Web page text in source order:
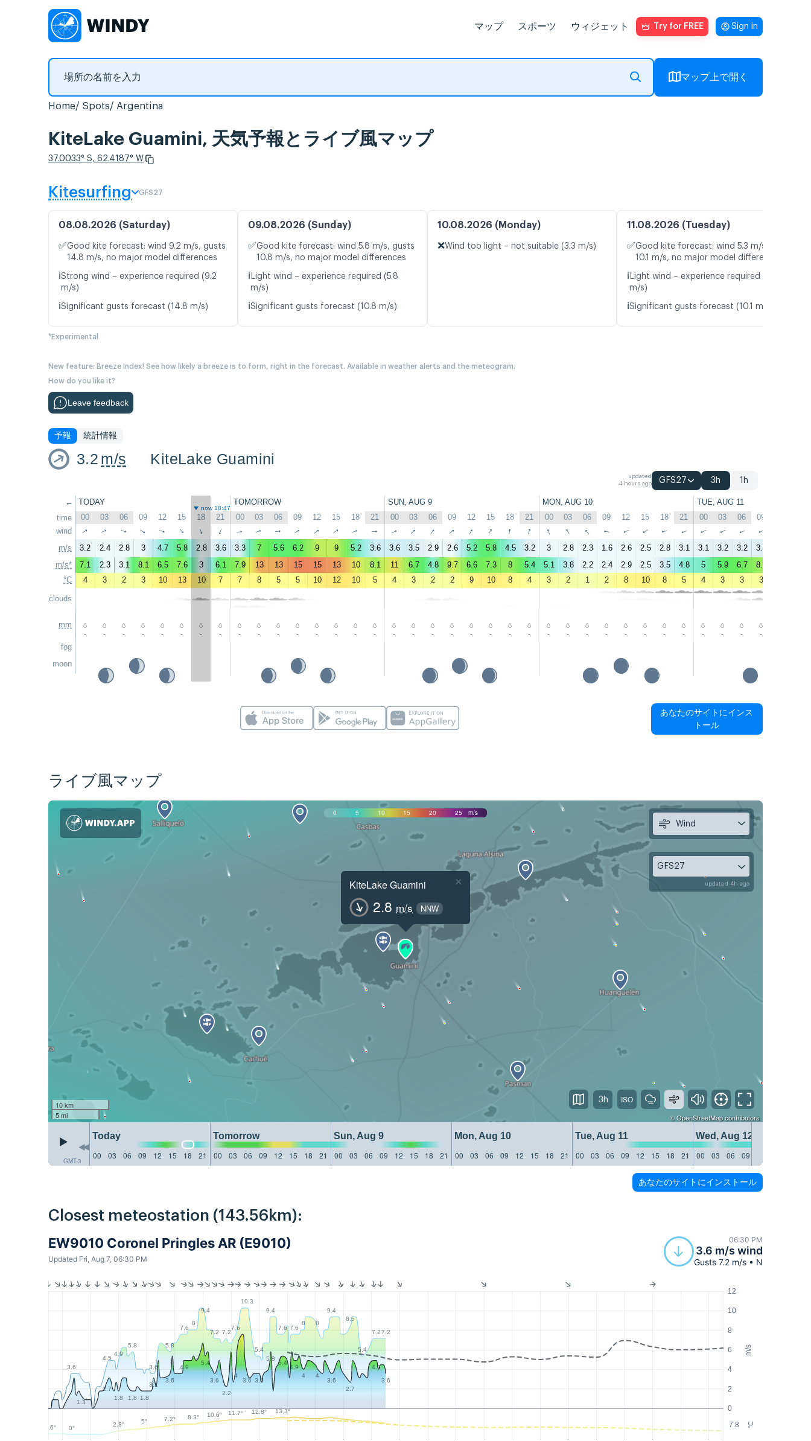
マップ スポーツ ウィジェット Try for FREE Sign in
マップ上で開く
Home Spots Argentina
KiteLake Guamini, 天気予報とライブ風マップ
37.0033° S, 62.4187° W
Kitesurfing GFS27
08.08.2026 (Saturday)
✅Good kite forecast: wind 9.2 m/s, gusts
14.8 m/s, no major model differences
ℹ️Strong wind – experience required (9.2
m/s)
ℹ️Significant gusts forecast (14.8 m/s)
09.08.2026 (Sunday)
✅Good kite forecast: wind 5.8 m/s, gusts
10.8 m/s, no major model differences
ℹ️ Light wind – experience required (5.8
m/s)
ℹ️Significant gusts forecast (10.8 m/s)
10.08.2026 (Monday)
❌Wind too light – not suitable (3.3 m/s)
11.08.2026 (Tuesday)
✅Good kite forecast: wind 5.3 m/s, gusts
10.1 m/s, no major model differences
ℹ️ Light wind – experience required (5.3
m/s)
ℹ️Significant gusts forecast (10.1 m/s)
*Experimental
New feature: Breeze Index! See how likely a breeze is to form, right in the forecast. Available in weather alerts and the meteogram.
How do you like it?
Leave feedback
予報 統計情報
3.2 m/s KiteLake Guamini
updated
4 hours ago
GFS27 3h 1h
←
time
wind
m/s
m/s*
°C
clouds
mm
fog
moon
TODAY TOMORROW SUN, AUG 9 MON, AUG 10 TUE, AUG 11
now 18:47
00 03 06 09 12 15 18 21 00 03 06 09 12 15 18 21 00 03 06 09 12 15 18 21 00 03 06 09 12 15 18 21 00 03 06 09
↑ ↑ ↑ ↑ ↑ ↑ ↑ ↑ ↑ ↑ ↑ ↑ ↑ ↑ ↑ ↑ ↑ ↑ ↑ ↑ ↑ ↑ ↑ ↑ ↑ ↑ ↑ ↑ ↑ ↑ ↑ ↑ ↑ ↑ ↑ ↑
3.2 2.4 2.8 3 4.7 5.8 2.8 3.6 3.3 7 5.6 6.2 9 9 5.2 3.6 3.6 3.5 2.9 2.6 5.2 5.8 4.5 3.2 3 2.8 2.3 1.6 2.6 2.5 2.8 3.1 3.1 3.2 3.2 3.3
7.1
2.3 3.1 8.1 6.5 7.6 3 6.1 7.9 13 13 15 15 13 10 8.1 11 6.7 4.8 9.7 6.6 7.3 8 5.4 5.1 3.8 2.2 2.4 2.9 2.5 3.5 4.8 5 5.9 6.7 8.2
4
3 2 3 10 13 10 7 7 8 5 5 10 12 10 5 4 3 2 2 9 10 8 4 3 2 1 2 8 10 8 5 4 3 3 3
- - - - - - - - - - - - - - - - - - - - - - - - - - - - - - - - - - - -
あなたのサイトにインス
トール
ライブ風マップ
0 5 10 15 20 25 m/s
KiteLake Guamini
2.8 m/s NNW
×
10 km
5 mi
©OpenStreetMapcontributors
GMT-3
Today Tomorrow Sun, Aug 9 Mon, Aug 10 Tue, Aug 11
Wed, Aug 12
00
03 06 09 12 15 18 21 00 03 06 09 12 15 18 21 00 03 06 09 12 15 18 21 00 03 06 09 12 15 18 21 00 03 06 09 12 15 18 21 00 03 06 09
Wind
GFS27
updated 4h ago
3h
あなたのサイトにインストール
Closest meteostation (143.56km):
EW9010 Coronel Pringles AR (E9010)
Updated Fri, Aug 7, 06:30 PM
06:30 PM
3.6 m/s wind
Gusts 7.2 m/s • N
m/s
°C
0
2
4
6
8
10
12
7.8
3.6
4.5
4.9
5.8
3.6
5.8
7.6
8
9.4
7.2 7.2
7.6
10.3
5.4
9.4
7.6 7.6
8 8
9.4
8.5
5.4
7.27.2
1.3
2.7
1.8
1.8 1.8
3.1
3.6
4.9
5.4
3.6
2.2
4
3.6 3.6
5.8
5.4
4.9
4
4
3.6
2.7
4.9
3.6
0.6° 0°
2.8° 5° 7.2° 8.3° 10.6° 11.7° 12.8° 13.3°